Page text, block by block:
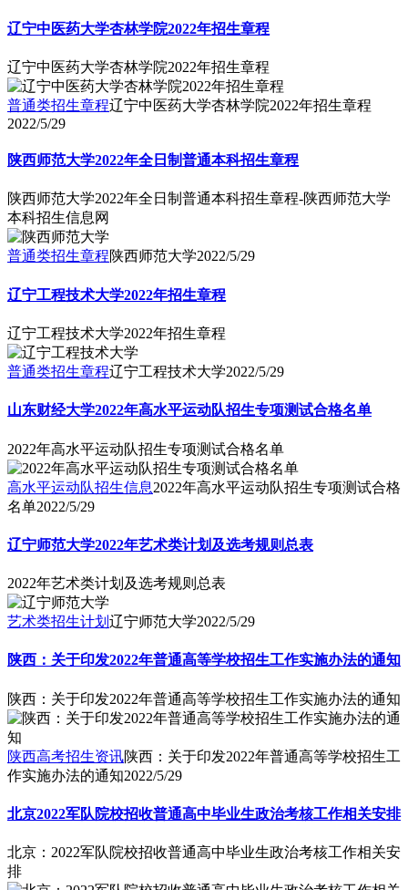
辽宁中医药大学杏林学院2022年招生章程
辽宁中医药大学杏林学院2022年招生章程
普通类招生章程辽宁中医药大学杏林学院2022年招生章程
2022/5/29
陕西师范大学2022年全日制普通本科招生章程
陕西师范大学2022年全日制普通本科招生章程-陕西师范大学
本科招生信息网
普通类招生章程陕西师范大学2022/5/29
辽宁工程技术大学2022年招生章程
辽宁工程技术大学2022年招生章程
普通类招生章程辽宁工程技术大学2022/5/29
山东财经大学2022年高水平运动队招生专项测试合格名单
2022年高水平运动队招生专项测试合格名单
高水平运动队招生信息 2022年高水平运动队招生专项测试合格
名单2022/5/29
辽宁师范大学2022年艺术类计划及选考规则总表
2022年艺术类计划及选考规则总表
艺术类招生计划辽宁师范大学2022/5/29
陕西：关于印发2022年普通高等学校招生工作实施办法的通知
陕西：关于印发2022年普通高等学校招生工作实施办法的通知
陕西高考招生资讯 陕西：关于印发2022年普通高等学校招生工
作实施办法的通知2022/5/29
北京2022军队院校招收普通高中毕业生政治考核工作相关安排
北京：2022军队院校招收普通高中毕业生政治考核工作相关安
排